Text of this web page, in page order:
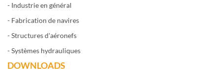
- Industrie en général
- Fabrication de navires
- Structures d'aéronefs
- Systèmes hydrauliques
DOWNLOADS